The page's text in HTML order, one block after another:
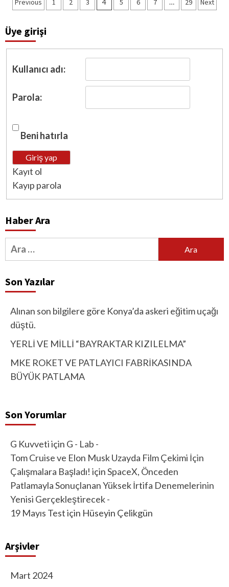
Previous 1 2 3 4 5 6 7 … 29 Next
Üye girişi
Kullanıcı adı:
Parola:
Beni hatırla
Giriş yap
Kayıt ol
Kayıp parola
Haber Ara
Arama:
Son Yazılar
Alınan son bilgilere göre Konya’da askeri eğitim uçağı
düştü.
YERLİ VE MİLLİ “BAYRAKTAR KIZILELMA”
MKE ROKET VE PATLAYICI FABRİKASINDA
BÜYÜK PATLAMA
Son Yorumlar
G Kuvvetiiçin G - Lab -
Tom Cruise ve Elon Musk Uzayda Film Çekimi İçin
Çalışmalara Başladı! içinSpaceX, Önceden
Patlamayla Sonuçlanan Yüksek İrtifa Denemelerinin
Yenisi Gerçekleştirecek -
19 Mayıs Testiçin Hüseyin Çelikgün
Arşivler
Mart 2024